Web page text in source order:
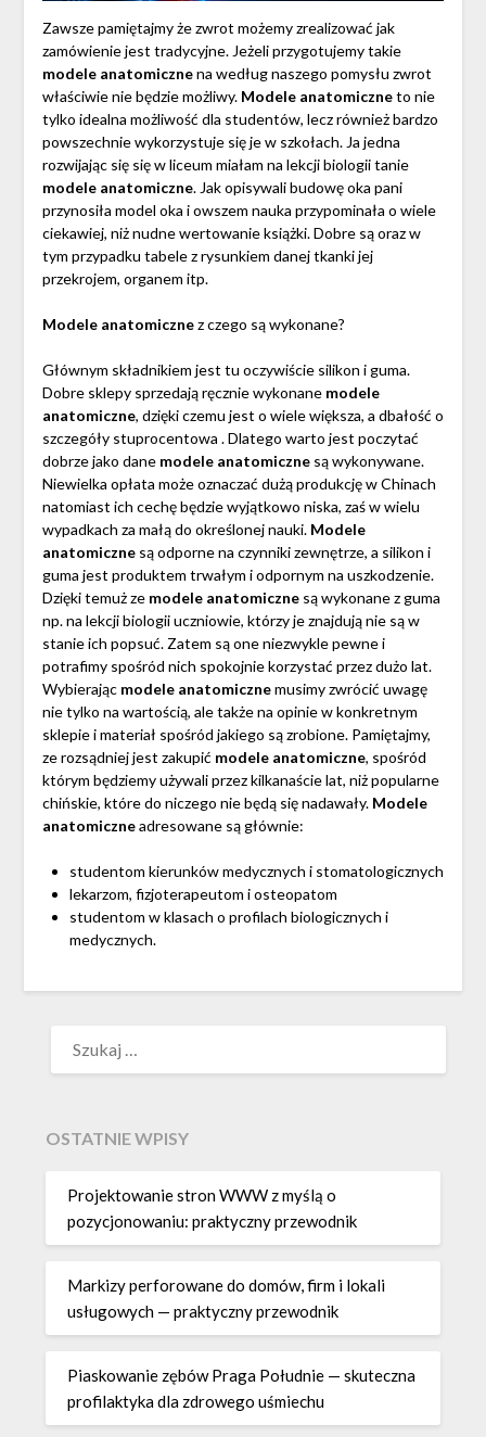
Zawsze pamiętajmy że zwrot możemy zrealizować jak
zamówienie jest tradycyjne. Jeżeli przygotujemy takie
modele anatomicznena według naszego pomysłu zwrot
właściwie nie będzie możliwy. Modele anatomiczneto nie
tylko idealna możliwość dla studentów, lecz również bardzo
powszechnie wykorzystuje się je w szkołach. Ja jedna
rozwijając się się w liceum miałam na lekcji biologii tanie
modele anatomiczne. Jak opisywali budowę oka pani
przynosiła model oka i owszem nauka przypominała o wiele
ciekawiej, niż nudne wertowanie książki. Dobre są oraz w
tym przypadku tabele z rysunkiem danej tkanki jej
przekrojem, organem itp.
Modele anatomicznez czego są wykonane?
Głównym składnikiem jest tu oczywiście silikon i guma.
Dobre sklepy sprzedają ręcznie wykonane modele
anatomiczne, dzięki czemu jest o wiele większa, a dbałość o
szczegóły stuprocentowa . Dlatego warto jest poczytać
dobrze jako dane modele anatomicznesą wykonywane.
Niewielka opłata może oznaczać dużą produkcję w Chinach
natomiast ich cechę będzie wyjątkowo niska, zaś w wielu
wypadkach za małą do określonej nauki. Modele
anatomicznesą odporne na czynniki zewnętrze, a silikon i
guma jest produktem trwałym i odpornym na uszkodzenie.
Dzięki temuż ze modele anatomicznesą wykonane z guma
np. na lekcji biologii uczniowie, którzy je znajdują nie są w
stanie ich popsuć. Zatem są one niezwykle pewne i
potrafimy spośród nich spokojnie korzystać przez dużo lat.
Wybierając modele anatomicznemusimy zwrócić uwagę
nie tylko na wartością, ale także na opinie w konkretnym
sklepie i materiał spośród jakiego są zrobione. Pamiętajmy,
ze rozsądniej jest zakupić modele anatomiczne, spośród
którym będziemy używali przez kilkanaście lat, niż popularne
chińskie, które do niczego nie będą się nadawały. Modele
anatomiczneadresowane są głównie:
studentom kierunków medycznych i stomatologicznych
lekarzom, fizjoterapeutom i osteopatom
studentom w klasach o profilach biologicznych i
medycznych.
OSTATNIE WPISY
Projektowanie stron WWW z myślą o
pozycjonowaniu: praktyczny przewodnik
Markizy perforowane do domów, firm i lokali
usługowych — praktyczny przewodnik
Piaskowanie zębów Praga Południe — skuteczna
profilaktyka dla zdrowego uśmiechu